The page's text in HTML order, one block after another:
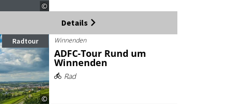
©
Details
Radtour
©
Winnenden
ADFC-Tour Rund um
Winnenden
Rad